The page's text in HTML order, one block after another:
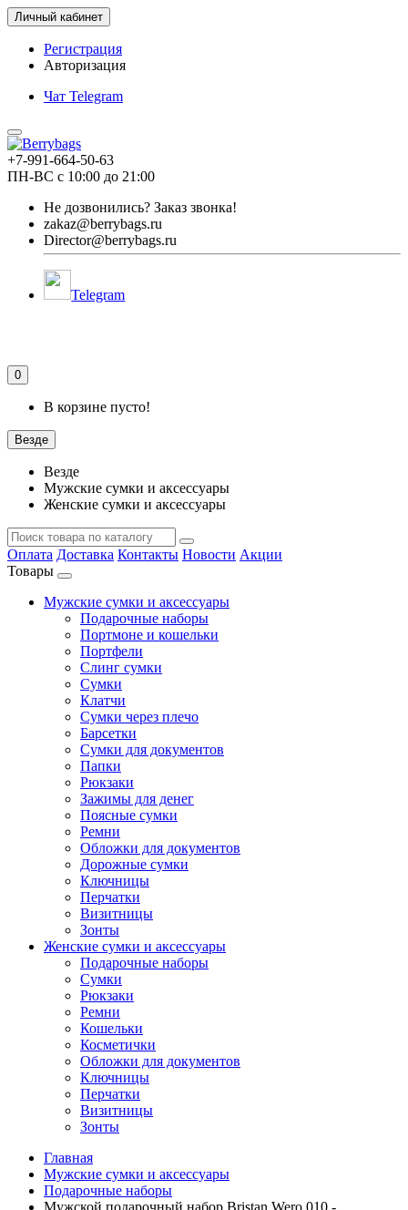
Личный кабинет
Регистрация
Авторизация
Чат Telegram
+7-991-664-50-63
ПН-ВС с 10:00 до 21:00
Не дозвонились? Заказ звонка!
zakaz@berrybags.ru
Director@berrybags.ru
Telegram
0
В корзине пусто!
Везде
Везде
Мужские сумки и аксессуары
Женские сумки и аксессуары
Оплата Доставка Контакты Новости Акции
Товары
Мужские сумки и аксессуары
Подарочные наборы
Портмоне и кошельки
Портфели
Слинг сумки
Сумки
Клатчи
Сумки через плечо
Барсетки
Сумки для документов
Папки
Рюкзаки
Зажимы для денег
Поясные сумки
Ремни
Обложки для документов
Дорожные сумки
Ключницы
Перчатки
Визитницы
Зонты
Женские сумки и аксессуары
Подарочные наборы
Сумки
Рюкзаки
Ремни
Кошельки
Косметички
Обложки для документов
Ключницы
Перчатки
Визитницы
Зонты
Главная
Мужские сумки и аксессуары
Подарочные наборы
Мужской подарочный набор Bristan Wero 010 -